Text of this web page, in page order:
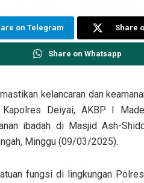
on Telegram Share
Share on Whatsapp
kelancaran dan
Deiyai, AKBP I
ibadah di Masjid Ash-
Minggu (09/03/2025).
fungsi di lingkungan